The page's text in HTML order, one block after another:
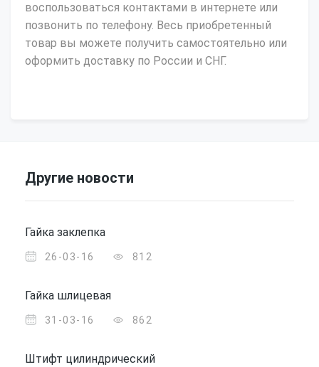
воспользоваться контактами в интернете или
позвонить по телефону. Весь приобретенный
товар вы можете получить самостоятельно или
оформить доставку по России и СНГ.
Другие новости
Гайка заклепка
26-03-16 812
Гайка шлицевая
31-03-16 862
Штифт цилиндрический